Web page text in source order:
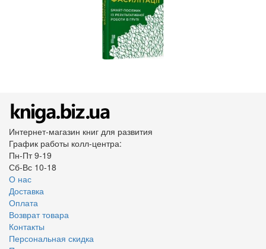
Интернет-магазин книг для развития
График работы колл-центра:
Пн-Пт 9-19
Сб-Вс 10-18
О нас
Доставка
Оплата
Возврат товара
Контакты
Персональная скидка